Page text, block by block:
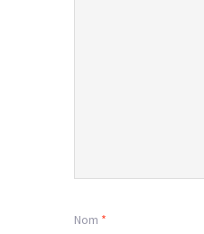
Nom *